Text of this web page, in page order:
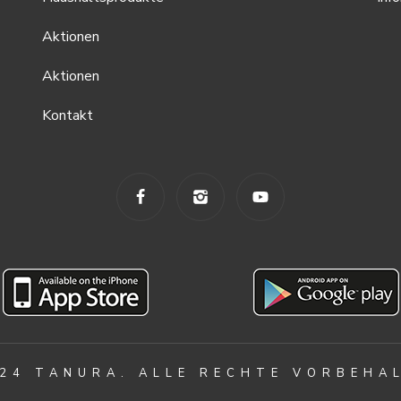
Aktionen
Aktionen
Kontakt
TANURA. ALLE RECHTE